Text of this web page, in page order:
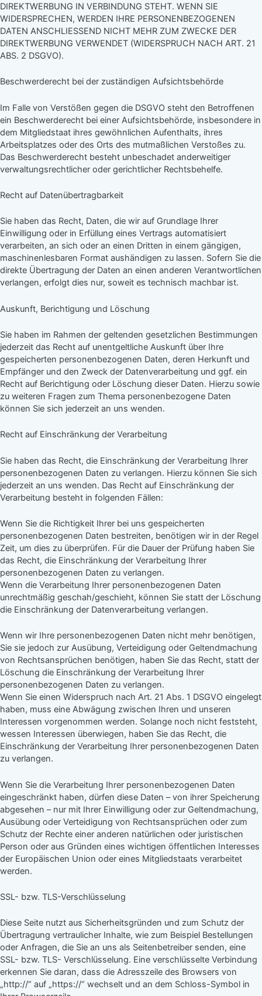
DIREKTWERBUNG IN VERBINDUNG STEHT. WENN SIE
WIDERSPRECHEN, WERDEN IHRE PERSONENBEZOGENEN
DATEN ANSCHLIESSEND NICHT MEHR ZUM ZWECKE DER
DIREKTWERBUNG VERWENDET (WIDERSPRUCH NACH ART. 21
ABS. 2 DSGVO).
Beschwerderecht bei der zuständigen Aufsichtsbehörde
Im Falle von Verstößen gegen die DSGVO steht den Betroffenen
ein Beschwerderecht bei einer Aufsichtsbehörde, insbesondere in
dem Mitgliedstaat ihres gewöhnlichen Aufenthalts, ihres
Arbeitsplatzes oder des Orts des mutmaßlichen Verstoßes zu.
Das Beschwerderecht besteht unbeschadet anderweitiger
verwaltungsrechtlicher oder gerichtlicher Rechtsbehelfe.
Recht auf Datenübertragbarkeit
Sie haben das Recht, Daten, die wir auf Grundlage Ihrer
Einwilligung oder in Erfüllung eines Vertrags automatisiert
verarbeiten, an sich oder an einen Dritten in einem gängigen,
maschinenlesbaren Format aushändigen zu lassen. Sofern Sie die
direkte Übertragung der Daten an einen anderen Verantwortlichen
verlangen, erfolgt dies nur, soweit es technisch machbar ist.
Auskunft, Berichtigung und Löschung
Sie haben im Rahmen der geltenden gesetzlichen Bestimmungen
jederzeit das Recht auf unentgeltliche Auskunft über Ihre
gespeicherten personenbezogenen Daten, deren Herkunft und
Empfänger und den Zweck der Datenverarbeitung und ggf. ein
Recht auf Berichtigung oder Löschung dieser Daten. Hierzu sowie
zu weiteren Fragen zum Thema personenbezogene Daten
können Sie sich jederzeit an uns wenden.
Recht auf Einschränkung der Verarbeitung
Sie haben das Recht, die Einschränkung der Verarbeitung Ihrer
personenbezogenen Daten zu verlangen. Hierzu können Sie sich
jederzeit an uns wenden. Das Recht auf Einschränkung der
Verarbeitung besteht in folgenden Fällen:
Wenn Sie die Richtigkeit Ihrer bei uns gespeicherten
personenbezogenen Daten bestreiten, benötigen wir in der Regel
Zeit, um dies zu überprüfen. Für die Dauer der Prüfung haben Sie
das Recht, die Einschränkung der Verarbeitung Ihrer
personenbezogenen Daten zu verlangen.
Wenn die Verarbeitung Ihrer personenbezogenen Daten
unrechtmäßig geschah/geschieht, können Sie statt der Löschung
die Einschränkung der Datenverarbeitung verlangen.
Wenn wir Ihre personenbezogenen Daten nicht mehr benötigen,
Sie sie jedoch zur Ausübung, Verteidigung oder Geltendmachung
von Rechtsansprüchen benötigen, haben Sie das Recht, statt der
Löschung die Einschränkung der Verarbeitung Ihrer
personenbezogenen Daten zu verlangen.
Wenn Sie einen Widerspruch nach Art. 21 Abs. 1 DSGVO eingelegt
haben, muss eine Abwägung zwischen Ihren und unseren
Interessen vorgenommen werden. Solange noch nicht feststeht,
wessen Interessen überwiegen, haben Sie das Recht, die
Einschränkung der Verarbeitung Ihrer personenbezogenen Daten
zu verlangen.
Wenn Sie die Verarbeitung Ihrer personenbezogenen Daten
eingeschränkt haben, dürfen diese Daten – von ihrer Speicherung
abgesehen – nur mit Ihrer Einwilligung oder zur Geltendmachung,
Ausübung oder Verteidigung von Rechtsansprüchen oder zum
Schutz der Rechte einer anderen natürlichen oder juristischen
Person oder aus Gründen eines wichtigen öffentlichen Interesses
der Europäischen Union oder eines Mitgliedstaats verarbeitet
werden.
SSL- bzw. TLS-Verschlüsselung
Diese Seite nutzt aus Sicherheitsgründen und zum Schutz der
Übertragung vertraulicher Inhalte, wie zum Beispiel Bestellungen
oder Anfragen, die Sie an uns als Seitenbetreiber senden, eine
SSL- bzw. TLS- Verschlüsselung. Eine verschlüsselte Verbindung
erkennen Sie daran, dass die Adresszeile des Browsers von
„http://“ auf „https://“ wechselt und an dem Schloss-Symbol in